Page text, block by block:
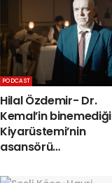
PODCAST
Hilal Özdemir- Dr.
Kemal’in binemediği
Kiyarüstemi’nin
asansörü…